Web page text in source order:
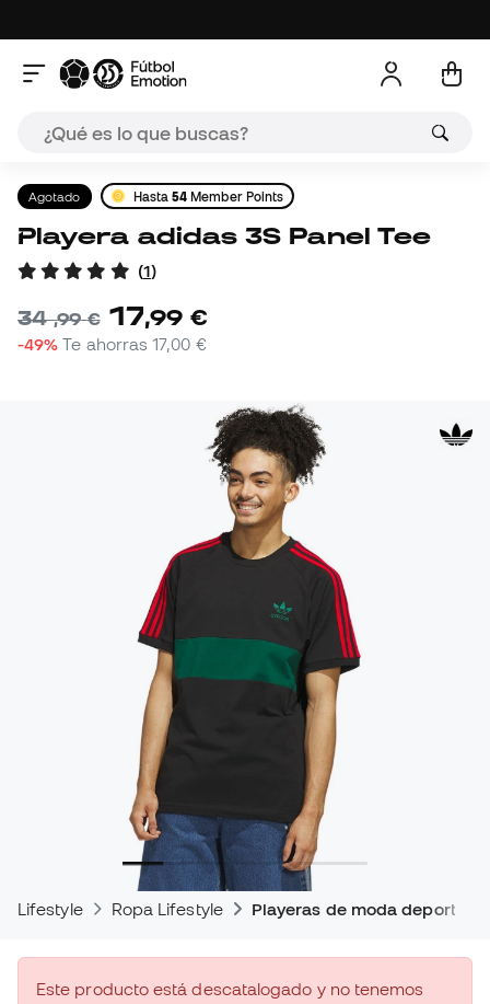
Agotado Hasta54 Member Points
Playera adidas 3S Panel Tee
(1)
34,99 € 17,99 €
-49% Te ahorras17,00 €
Lifestyle Ropa Lifestyle Playeras de moda deportiva
Este producto está descatalogado y no tenemos